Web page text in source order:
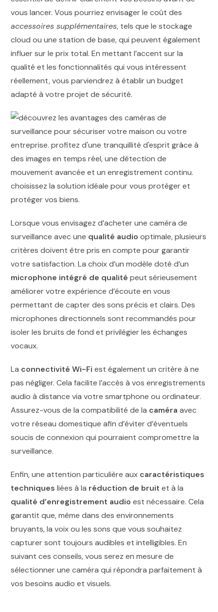
vous lancer. Vous pourriez envisager le coût des
accessoires supplémentaires, tels que le stockage
cloud ou une station de base, qui peuvent également
influer sur le prix total. En mettant l’accent sur la
qualité et les fonctionnalités qui vous intéressent
réellement, vous parviendrez à établir un budget
adapté à votre projet de sécurité.
Lorsque vous envisagez d’acheter une caméra de
surveillance avec une qualité audio optimale, plusieurs
critères doivent être pris en compte pour garantir
votre satisfaction. La choix d’un modèle doté d’un
microphone intégré de qualité peut sérieusement
améliorer votre expérience d’écoute en vous
permettant de capter des sons précis et clairs. Des
microphones directionnels sont recommandés pour
isoler les bruits de fond et privilégier les échanges
vocaux.
La connectivité Wi-Fi est également un critère à ne
pas négliger. Cela facilite l’accès à vos enregistrements
audio à distance via votre smartphone ou ordinateur.
Assurez-vous de la compatibilité de la caméra avec
votre réseau domestique afin d’éviter d’éventuels
soucis de connexion qui pourraient compromettre la
surveillance.
Enfin, une attention particulière aux caractéristiques
techniques liées à la réduction de bruit et à la
qualité d’enregistrement audio est nécessaire. Cela
garantit que, même dans des environnements
bruyants, la voix ou les sons que vous souhaitez
capturer sont toujours audibles et intelligibles. En
suivant ces conseils, vous serez en mesure de
sélectionner une caméra qui répondra parfaitement à
vos besoins audio et visuels.